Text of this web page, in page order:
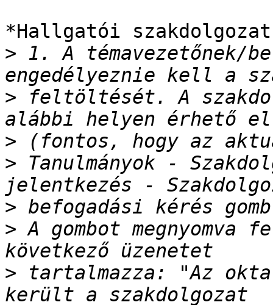
*Hallgatói
> 1. A témavezetőnek/
> feltöltését. A
>
> Tanulmányok -
>
> A gombot
> tartalmazza: "Az